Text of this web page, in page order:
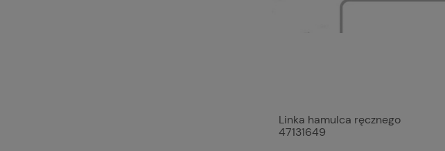
Linka hamulca ręcznego
47131649